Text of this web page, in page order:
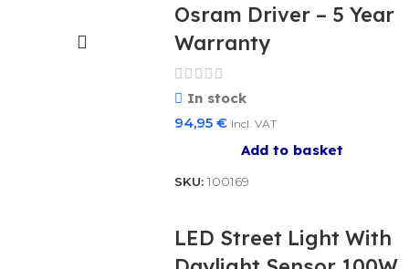
Osram Driver – 5 Year
Warranty
In stock
94,95€ Incl. VAT
Add to basket
SKU:100169
LED Street Light With